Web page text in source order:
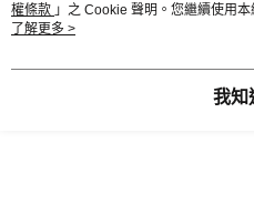
權條款 」之 Cookie 聲明。您繼續使用
用條款之 Cookie 聲明使用 cookie。
了解更多 >
我知